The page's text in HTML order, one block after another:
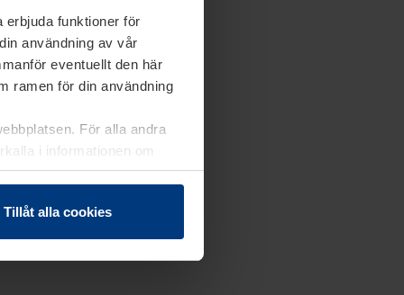
erbjuda funktioner för
användning av vår
eventuellt den här
ramen för din användning
För alla andra
i informationen om
Tillåt alla cookies